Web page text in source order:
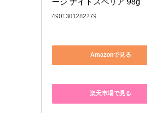
4901301282279
楽天市場で見る
Yahoo!ショッピングで見る